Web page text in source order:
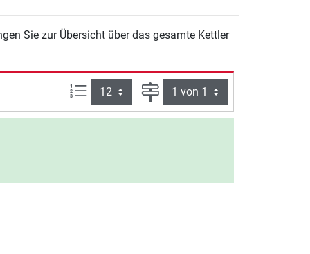
Sie zur Übersicht über das gesamte Kettler
Artikel pro Seite: Seite